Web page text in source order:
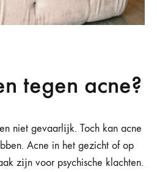
tegen acne?
niet gevaarlĳk. Toch kan acne
Acne in het gezicht of op
zĳn voor psychische klachten.